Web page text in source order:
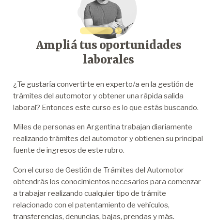
Ampliá tus oportunidades
laborales
¿Te gustaría convertirte en experto/a en la gestión de
trámites del automotor y obtener una rápida salida
laboral? Entonces este curso es lo que estás buscando.
Miles de personas en Argentina trabajan diariamente
realizando trámites del automotor y obtienen su principal
fuente de ingresos de este rubro.
Con el curso de Gestión de Trámites del Automotor
obtendrás los conocimientos necesarios para comenzar
a trabajar realizando cualquier tipo de trámite
relacionado con el patentamiento de vehículos,
transferencias, denuncias, bajas, prendas y más.